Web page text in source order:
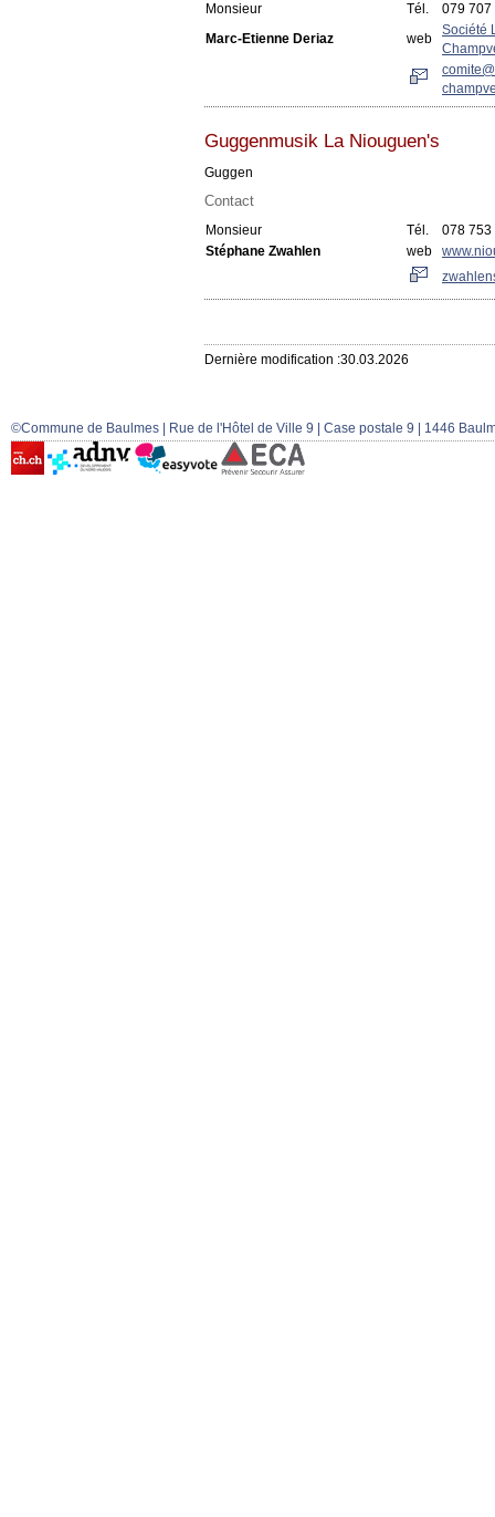
Monsieur Tél. 079 707
Marc-Etienne Deriaz web
Société
Guggenmusik La Niouguen's
Guggen
Contact
Monsieur Tél.
078 753
Stéphane Zwahlen
web
Dernière modification :30.03.2026
©Commune de Baulmes | Rue de l'Hôtel de Ville 9 | Case postale 9 | 1446